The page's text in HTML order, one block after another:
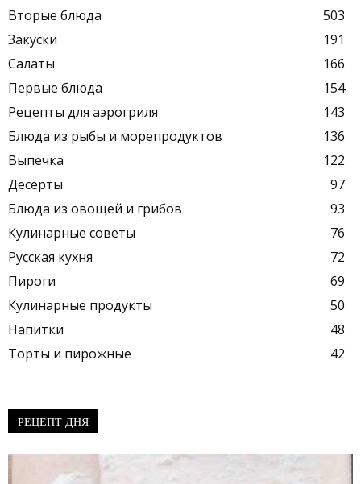
Вторые блюда
503
Закуски
191
Салаты
166
Первые блюда
154
Рецепты для аэрогриля
143
Блюда из рыбы и морепродуктов
136
Выпечка
122
Десерты
97
Блюда из овощей и грибов
93
Кулинарные советы
76
Русская кухня
72
Пироги
69
Кулинарные продукты
50
Напитки
48
Торты и пирожные
42
РЕЦЕПТ ДНЯ